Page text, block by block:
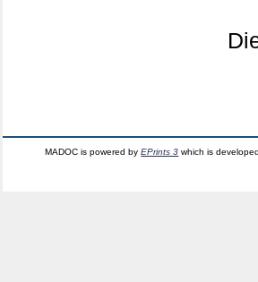
MADOC is powered byEPrints 3 which is